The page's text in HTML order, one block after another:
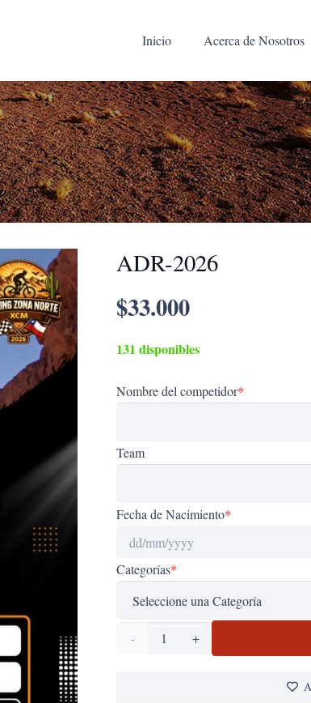
Inicio Acerca de Nosotros
ADR-2026
$33.000
131 disponibles
*
Nombre del competidor
Team
*
Fecha de Nacimiento
*
Categorías
ADR-